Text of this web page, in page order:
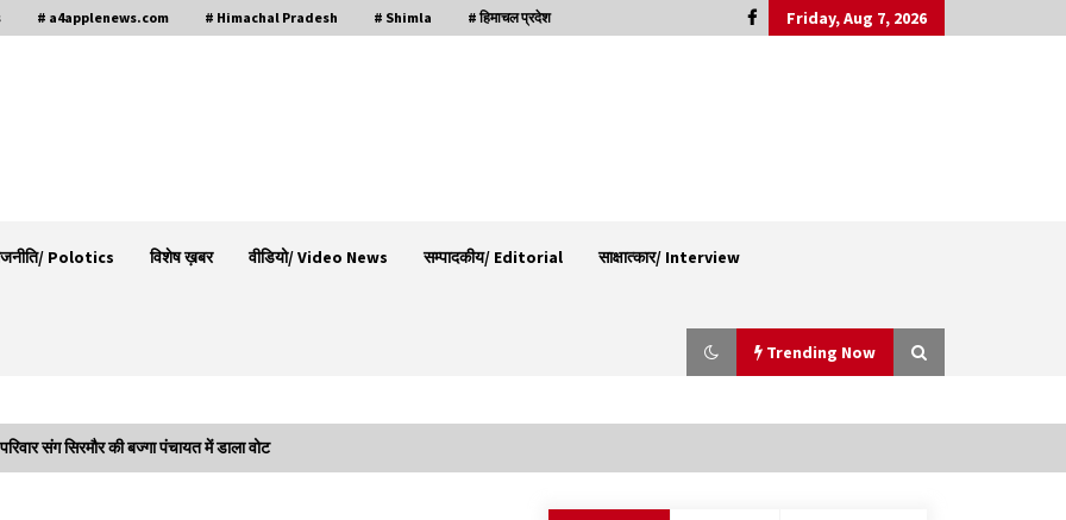
# a4applenews.com # Himachal Pradesh # Shimla # हिमाचल प्रदेश Friday, Aug 7, 2026
Polotics विशेष ख़बर वीडियो/ Video News सम्पादकीय/ Editorial साक्षात्कार/ Interview
Trending Now
संग सिरमौर की बज्गा पंचायत में डाला वोट